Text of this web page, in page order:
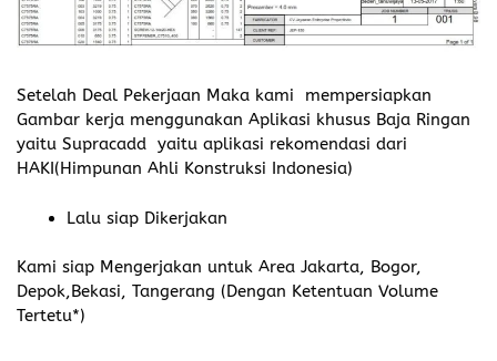
Setelah Deal Pekerjaan Maka kami mempersiapkan
Gambar kerja menggunakan Aplikasi khusus Baja Ringan
yaitu Supracadd yaitu aplikasi rekomendasi dari
HAKI(Himpunan Ahli Konstruksi Indonesia)
Lalu siap Dikerjakan
Kami siap Mengerjakan untuk Area Jakarta, Bogor,
Depok,Bekasi, Tangerang (Dengan Ketentuan Volume
Tertetu*)